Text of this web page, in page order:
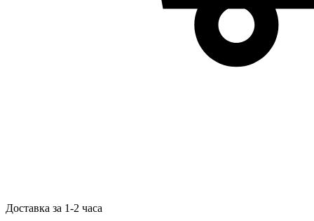
Доставка за 1-2 часа